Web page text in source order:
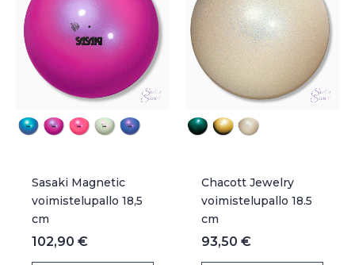
Sasaki Magnetic
voimistelupallo 18,5
cm
102,90 €
Chacott Jewelry
voimistelupallo 18.5
cm
93,50 €